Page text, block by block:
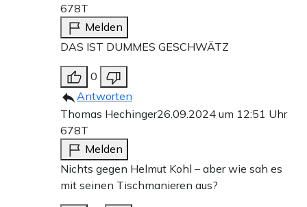
678T
Melden
DAS IST DUMMES GESCHWÄTZ
0
Antworten
Thomas Hechinger26.09.2024 um 12:51 Uhr
678T
Melden
Nichts gegen Helmut Kohl – aber wie sah es
mit seinen Tischmanieren aus?